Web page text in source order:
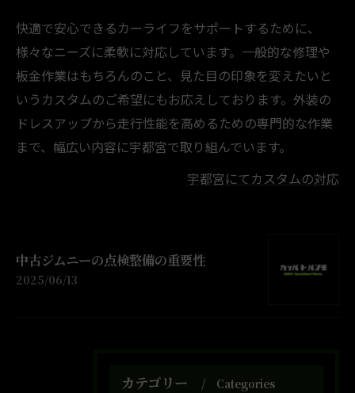
快適で安心できるカーライフをサポートするために、
様々なニーズに柔軟に対応しています。一般的な修理や
板金作業はもちろんのこと、見た目の印象を変えたいと
いうカスタムのご希望にもお応えしております。外装の
ドレスアップから走行性能を高めるための専門的な作業
まで、幅広い内容に宇都宮で取り組んでいます。
宇都宮にてカスタムの対応
中古ジムニーの点検整備の重要性
2025/06/13
カテゴリー Categories